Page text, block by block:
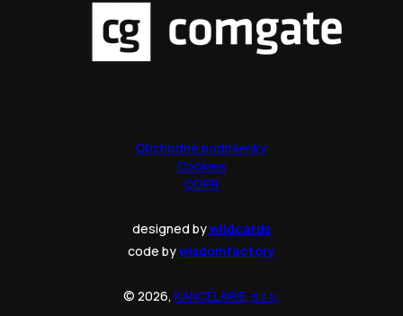
Obchodné podmienky
Cookies
GDPR
designed bywildcards
code bywisdomfactory
© 2026, KANCELARIE, s.r.o.